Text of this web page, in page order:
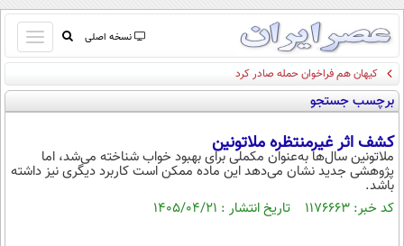
نسخه اصلی
باز
و
بسته
کردن
جستجو
نظرسنجی
اوقات شرعی
کیهان هم فراخوان حمله صادر کرد
برچسب جستجو
کشف اثر غیرمنتظره ملاتونین
ملاتونین سال‌ها به‌عنوان مکملی برای بهبود خواب شناخته می‌شد، اما
پژوهشی جدید نشان می‌دهد این ماده ممکن است کاربرد دیگری نیز داشته
باشد.
کد خبر: ۱۱۷۶۶۶۳ تاریخ انتشار : ۱۴۰۵/۰۴/۲۱